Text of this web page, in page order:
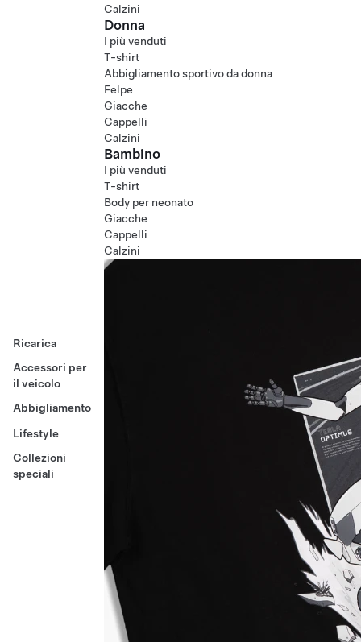
Ricarica
Accessori per
il veicolo
Abbigliamento
Lifestyle
Collezioni
speciali
Calzini
Donna
I più venduti
T-shirt
Abbigliamento sportivo da donna
Felpe
Giacche
Cappelli
Calzini
Bambino
I più venduti
T-shirt
Body per neonato
Giacche
Cappelli
Calzini